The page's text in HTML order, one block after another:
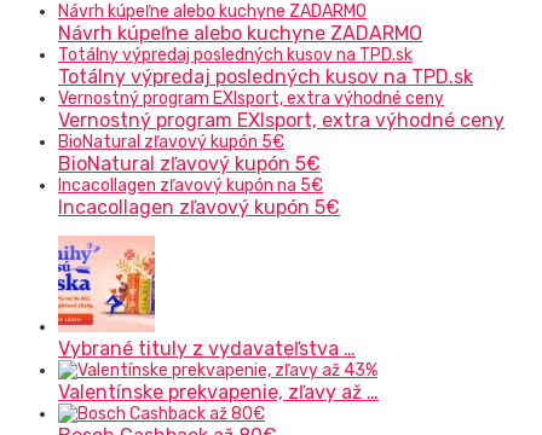
Návrh kúpeľne alebo kuchyne ZADARMO
Návrh kúpeľne alebo kuchyne ZADARMO
Totálny výpredaj posledných kusov na TPD.sk
Totálny výpredaj posledných kusov na TPD.sk
Vernostný program EXIsport, extra výhodné ceny
Vernostný program EXIsport, extra výhodné ceny
BioNatural zľavový kupón 5€
BioNatural zľavový kupón 5€
Incacollagen zľavový kupón na 5€
Incacollagen zľavový kupón 5€
Vybrané tituly z vydavateľstva …
Valentínske prekvapenie, zľavy až …